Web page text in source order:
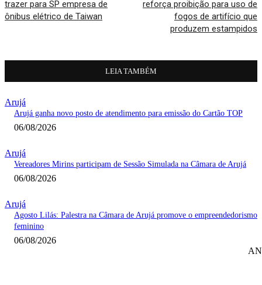
trazer para SP empresa de
ônibus elétrico de Taiwan
reforça proibição para uso de
fogos de artifício que
produzem estampidos
LEIA TAMBÉM
Arujá
Arujá ganha novo posto de atendimento para emissão do Cartão TOP
06/08/2026
Arujá
Vereadores Mirins participam de Sessão Simulada na Câmara de Arujá
06/08/2026
Arujá
Agosto Lilás: Palestra na Câmara de Arujá promove o empreendedorismo
feminino
06/08/2026